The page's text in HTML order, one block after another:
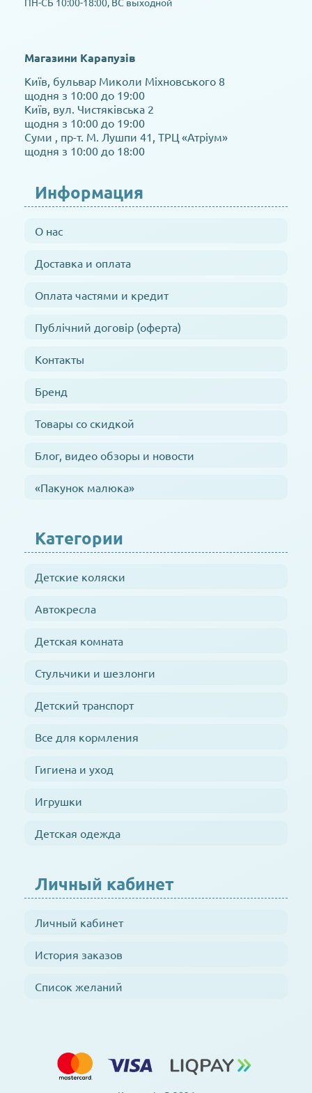
Магазини Карапузів
Київ, бульвар Миколи Міхновського 8
щодня з 10:00 до 19:00
Київ, вул. Чистяківська 2
щодня з 10:00 до 19:00
Суми , пр-т. М. Лушпи 41, ТРЦ «Атріум»
щодня з 10:00 до 18:00
Информация
О нас
Доставка и оплата
Оплата частями и кредит
Публічний договір (оферта)
Контакты
Бренд
Товары со скидкой
Блог, видео обзоры и новости
«Пакунок малюка»
Категории
Детские коляски
Автокресла
Детская комната
Стульчики и шезлонги
Детский транспорт
Все для кормления
Гигиена и уход
Игрушки
Детская одежда
Личный кабинет
Личный кабинет
История заказов
Список желаний